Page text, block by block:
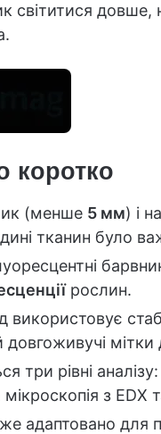
світитися
коротко
(менше 5 мм) і
тканин було
рослин.
використовує
довгоживучі
три рівні
з EDX
адаптовано для